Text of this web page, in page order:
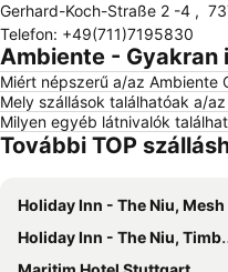
Gerhard-Koch-Straße 2 -4 ,
Telefon: +49(711)7195830
Ambiente -
Miért népszerű a/az Ambiente
Mely szállások találhatóak a/
Milyen egyéb látnivalók
További TOP
Holiday Inn - The Niu, Mesh Stuttgart Messe By Ihg
Holiday Inn - The Niu, Timber Esslingen By Ihg